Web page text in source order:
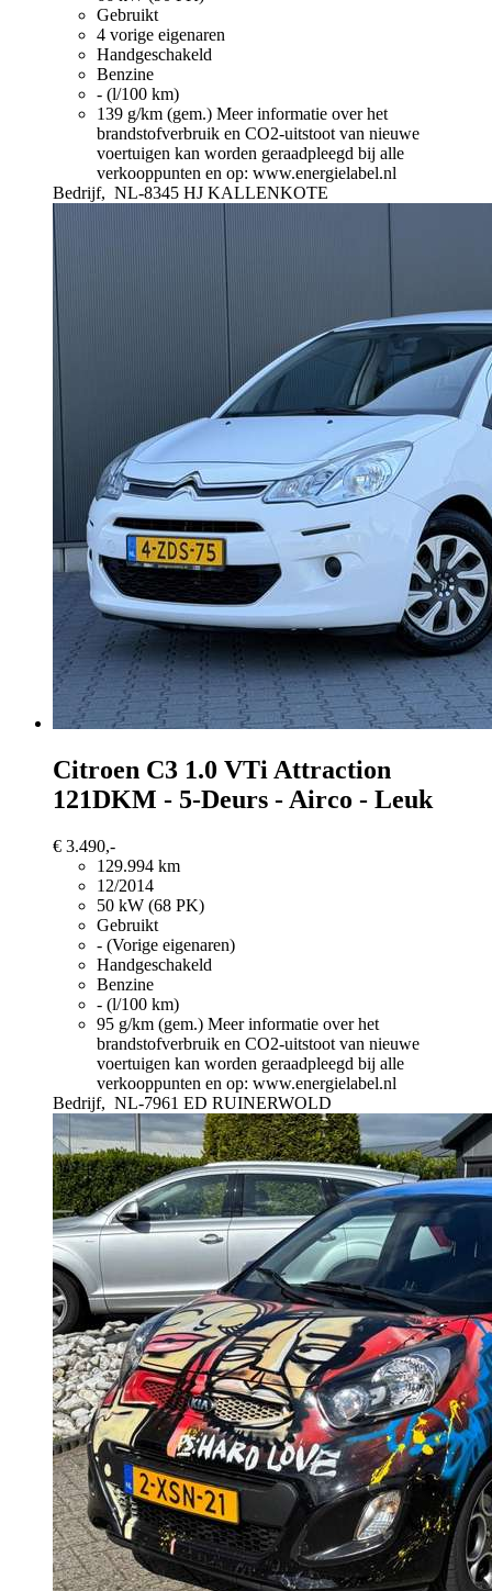
Gebruikt
4 vorige eigenaren
Handgeschakeld
Benzine
- (l/100 km)
139 g/km (gem.) Meer informatie over het
brandstofverbruik en CO2-uitstoot van nieuwe
voertuigen kan worden geraadpleegd bij alle
verkooppunten en op: www.energielabel.nl
Bedrijf, NL-8345 HJ KALLENKOTE
Citroen C3 1.0 VTi Attraction
121DKM - 5-Deurs - Airco - Leuk
€ 3.490,-
129.994 km
12/2014
50 kW (68 PK)
Gebruikt
- (Vorige eigenaren)
Handgeschakeld
Benzine
- (l/100 km)
95 g/km (gem.) Meer informatie over het
brandstofverbruik en CO2-uitstoot van nieuwe
voertuigen kan worden geraadpleegd bij alle
verkooppunten en op: www.energielabel.nl
Bedrijf, NL-7961 ED RUINERWOLD